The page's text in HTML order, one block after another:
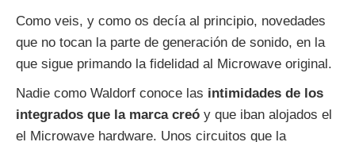
Como veis, y como os decía al principio, novedades
que no tocan la parte de generación de sonido, en la
que sigue primando la fidelidad al Microwave original.
Nadie como Waldorf conoce las intimidades de los
integrados que la marca creó y que iban alojados el
el Microwave hardware. Unos circuitos que la